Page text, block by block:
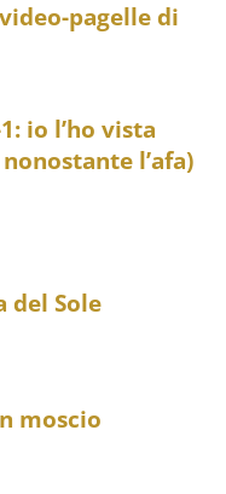
pagelle di
io l’ho vista
l’afa)
del Sole
moscio